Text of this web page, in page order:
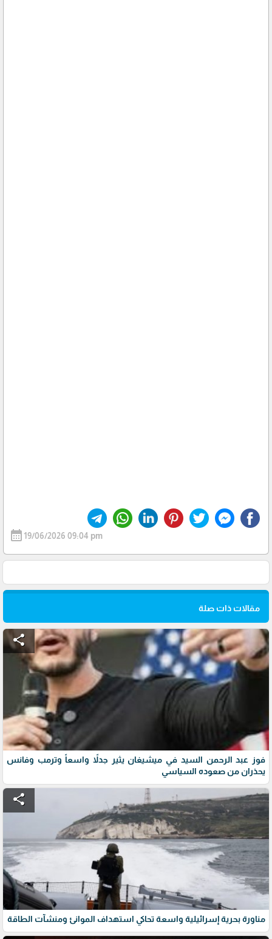
calendar_month 19/06/2026 09:04 pm
مقالات ذات صلة
share
فوز عبد الرحمن السيد في ميشيغان يثير جدلاً واسعاً وترمب وفانس
يحذران من صعوده السياسي
share
مناورة بحرية إسرائيلية واسعة تحاكي استهداف الموانئ ومنشآت الطاقة